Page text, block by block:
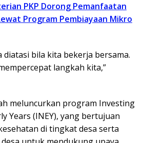
PKP Dorong Pemanfaatan
Program Pembiayaan Mikro
diatasi bila kita bekerja bersama.
langkah kita,”
meluncurkan program Investing
Years (INEY), yang bertujuan
di tingkat desa serta